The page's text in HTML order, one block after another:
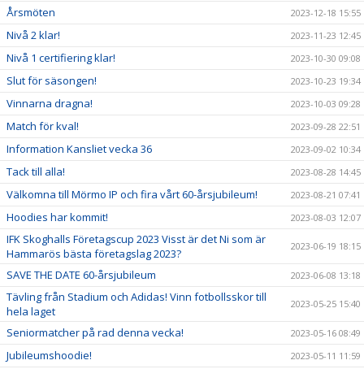
Årsmöten 2023-12-18 15:55
Nivå 2 klar! 2023-11-23 12:45
Nivå 1 certifiering klar! 2023-10-30 09:08
Slut för säsongen! 2023-10-23 19:34
Vinnarna dragna! 2023-10-03 09:28
Match för kval! 2023-09-28 22:51
Information Kansliet vecka 36 2023-09-02 10:34
Tack till alla! 2023-08-28 14:45
Välkomna till Mörmo IP och fira vårt 60-årsjubileum! 2023-08-21 07:41
Hoodies har kommit! 2023-08-03 12:07
IFK Skoghalls Företagscup 2023 Visst är det Ni som är
Hammarös bästa företagslag 2023?
2023-06-19 18:15
SAVE THE DATE 60-årsjubileum 2023-06-08 13:18
Tävling från Stadium och Adidas! Vinn fotbollsskor till
hela laget
2023-05-25 15:40
Seniormatcher på rad denna vecka! 2023-05-16 08:49
Jubileumshoodie! 2023-05-11 11:59